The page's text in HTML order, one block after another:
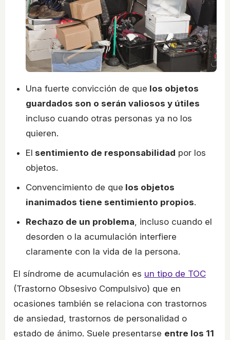
Una fuerte convicción de que los objetos
guardados son o serán valiosos y útiles
incluso cuando otras personas ya no los
quieren.
El sentimiento de responsabilidad por los
objetos.
Convencimiento de que los objetos
inanimados tiene sentimiento propios.
Rechazo de un problema , incluso cuando el
desorden o la acumulación interfiere
claramente con la vida de la persona.
El síndrome de acumulación es un tipo de TOC
(Trastorno Obsesivo Compulsivo) que en
ocasiones también se relaciona con trastornos
de ansiedad, trastornos de personalidad o
estado de ánimo. Suele presentarse entre los 11